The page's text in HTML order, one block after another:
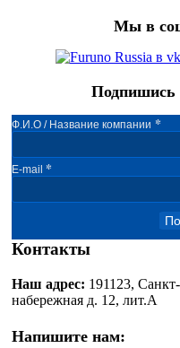
Мы в
Подпишись
Ф.И.О / Название компании *
E-mail *
Контакты
Наш адрес: 191123,
набережная д. 12, лит.А
Напишите нам: